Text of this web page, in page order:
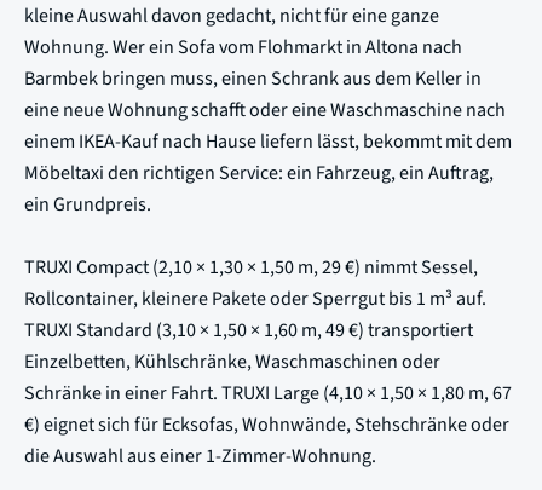
kleine Auswahl davon gedacht, nicht für eine ganze
Wohnung. Wer ein Sofa vom Flohmarkt in Altona nach
Barmbek bringen muss, einen Schrank aus dem Keller in
eine neue Wohnung schafft oder eine Waschmaschine nach
einem IKEA-Kauf nach Hause liefern lässt, bekommt mit dem
Möbeltaxi den richtigen Service: ein Fahrzeug, ein Auftrag,
ein Grundpreis.
TRUXI Compact (2,10 × 1,30 × 1,50 m, 29 €) nimmt Sessel,
Rollcontainer, kleinere Pakete oder Sperrgut bis 1 m³ auf.
TRUXI Standard (3,10 × 1,50 × 1,60 m, 49 €) transportiert
Einzelbetten, Kühlschränke, Waschmaschinen oder
Schränke in einer Fahrt. TRUXI Large (4,10 × 1,50 × 1,80 m, 67
€) eignet sich für Ecksofas, Wohnwände, Stehschränke oder
die Auswahl aus einer 1-Zimmer-Wohnung.